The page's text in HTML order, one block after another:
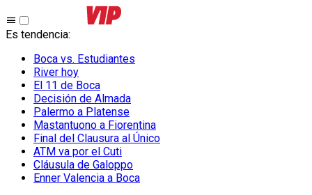
Es tendencia:
Boca vs. Estudiantes
River hoy
El 11 de Boca
Decisión de Almada
Palermo a Platense
Mastantuono a Fiorentina
Final del Clausura al Único
ATM va por el Cuti
Cláusula de Galoppo
Enner Valencia a Boca